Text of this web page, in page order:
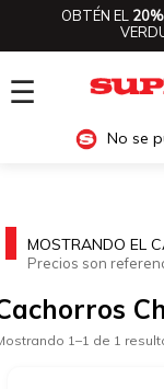
OBTÉN EL
☰
No se
MOSTRANDO EL
Precios son
1–1 de 1